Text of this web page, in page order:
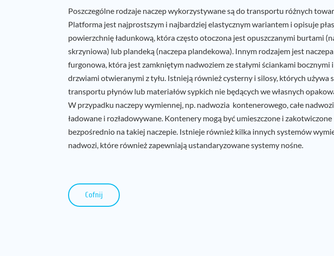
Poszczególne rodzaje naczep wykorzystywane są do transportu różnych
Platforma jest najprostszym i najbardziej elastycznym wariantem i opisuje
powierzchnię ładunkową, która często otoczona jest opuszczanymi burtami
skrzyniowa) lub plandeką (naczepa plandekowa). Innym rodzajem jest naczepa
furgonowa, która jest zamkniętym nadwoziem ze stałymi ściankami bocznymi i
drzwiami otwieranymi z tyłu. Istnieją również cysterny i silosy, których używa
transportu płynów lub materiałów sypkich nie będących we własnych
W przypadku naczepy wymiennej, np. nadwozia kontenerowego, całe
ładowane i rozładowywane. Kontenery mogą być umieszczone i zakotwiczone
bezpośrednio na takiej naczepie. Istnieje również kilka innych systemów
nadwozi, które również zapewniają ustandaryzowane systemy nośne.
Cofnij